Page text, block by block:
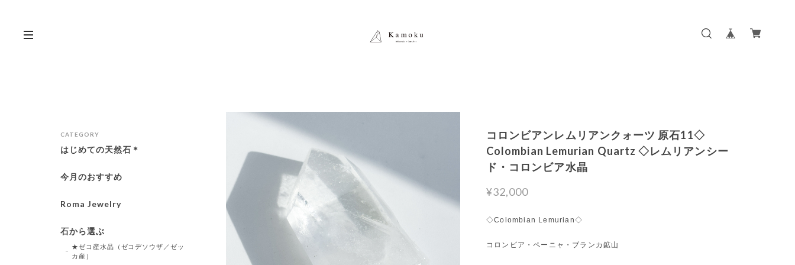
コロンビアンレムリアンクォーツ 原石11◇
Colombian Lemurian Quartz ◇レムリアンシー
ド・コロンビア水晶
¥32,000
◇Colombian Lemurian◇
コロンビア・ペーニャ・ブランカ鉱山
CATEGORY
はじめての天然石＊
今月のおすすめ
Roma Jewelry
石から選ぶ
★ゼコ産水晶（ゼコデソウザ／ゼッ
カ産）